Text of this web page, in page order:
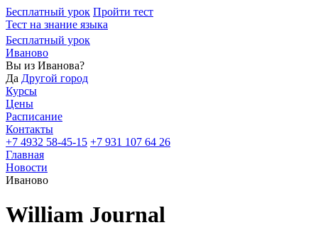
Бесплатный урок Пройти тест
Тест на знание языка
Бесплатный урок
Иваново
Вы из Иванова?
Да Другой город
Курсы
Цены
Расписание
Контакты
+7 4932 58-45-15 +7 931 107 64 26
Главная
Новости
Иваново
William Journal